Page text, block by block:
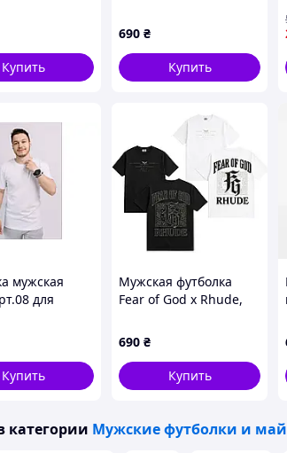
стиля от
Купить
BATHING APE, Белый,
XS
690 ₴
Купить
мужская
для
и
одежда
Купить
Мужская футболка
Fear of God x Rhude,
690 ₴
Купить
категории Мужские футболки и